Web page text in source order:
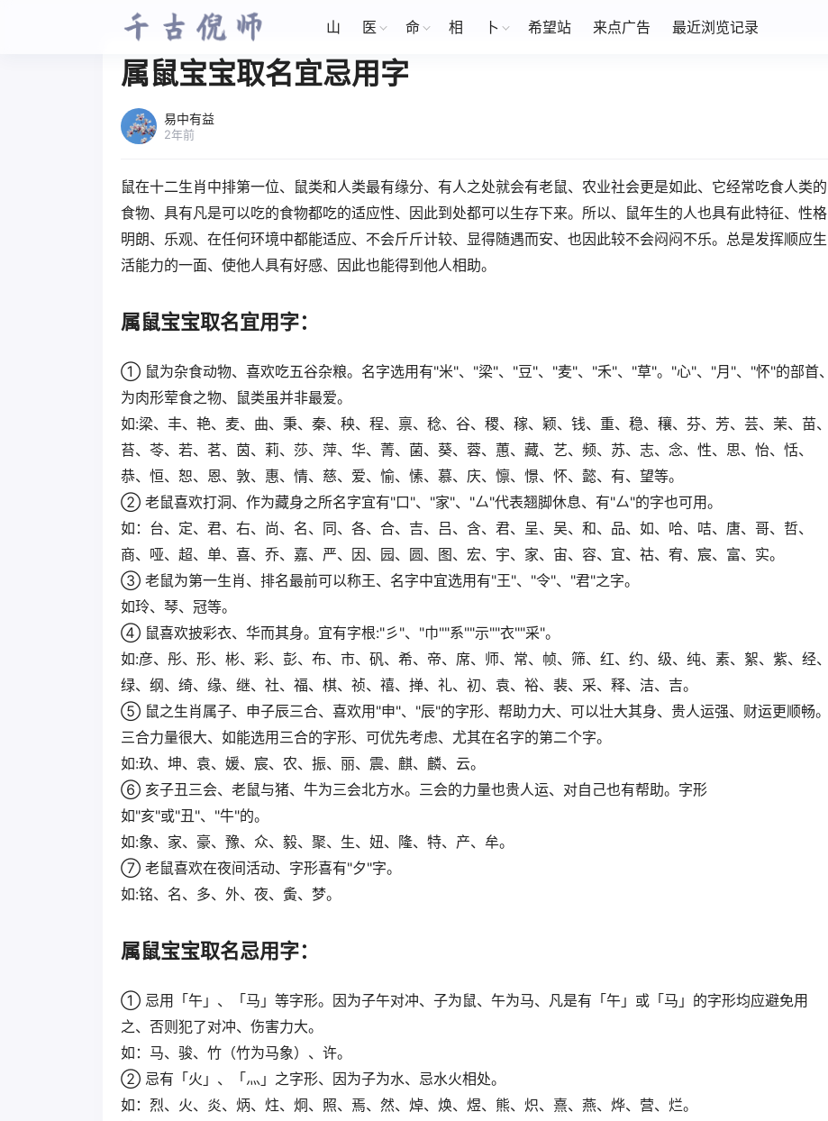
山 医 命 相 卜 希望站 来点广告 最近浏览记录
属鼠宝宝取名宜忌用字
易中有益
2年前
鼠在十二生肖中排第一位、鼠类和人类最有缘分、有人之处就会有老鼠、农业社会更是如此、它经常吃食人类的
食物、具有凡是可以吃的食物都吃的适应性、因此到处都可以生存下来。所以、鼠年生的人也具有此特征、性格
明朗、乐观、在任何环境中都能适应、不会斤斤计较、显得随遇而安、也因此较不会闷闷不乐。总是发挥顺应生
活能力的一面、使他人具有好感、因此也能得到他人相助。
属鼠宝宝取名宜用字：
① 鼠为杂食动物、喜欢吃五谷杂粮。名字选用有"米"、"梁"、"豆"、"麦"、"禾"、"草"。"心"、"月"、"怀"的部首、
为肉形荤食之物、鼠类虽并非最爱。
如:梁、丰、艳、麦、曲、秉、秦、秧、程、禀、稔、谷、稷、稼、颖、钱、重、稳、穰、芬、芳、芸、茉、苗、
苔、苓、若、茗、茵、莉、莎、萍、华、菁、菌、葵、蓉、蕙、藏、艺、频、苏、志、念、性、思、怡、恬、
恭、恒、恕、恩、敦、惠、情、慈、爱、愉、愫、慕、庆、懔、憬、怀、懿、有、望等。
② 老鼠喜欢打洞、作为藏身之所名字宜有"口"、"家"、"厶"代表翘脚休息、有"厶"的字也可用。
如：台、定、君、右、尚、名、同、各、合、吉、吕、含、君、呈、吴、和、品、如、哈、咭、唐、哥、哲、
商、哑、超、单、喜、乔、嘉、严、因、园、圆、图、宏、宇、家、宙、容、宜、祜、宥、宸、富、实。
③ 老鼠为第一生肖、排名最前可以称王、名字中宜选用有"王"、"令"、"君"之字。
如玲、琴、冠等。
④ 鼠喜欢披彩衣、华而其身。宜有字根:"彡"、"巾""系""示""衣""采"。
如:彦、彤、形、彬、彩、彭、布、市、矾、希、帝、席、师、常、帧、筛、红、约、级、纯、素、絮、紫、经、
绿、纲、绮、缘、继、社、福、棋、祯、禧、掸、礼、初、袁、裕、裴、采、释、洁、吉。
⑤ 鼠之生肖属子、申子辰三合、喜欢用"申"、"辰"的字形、帮助力大、可以壮大其身、贵人运强、财运更顺畅。
三合力量很大、如能选用三合的字形、可优先考虑、尤其在名字的第二个字。
如:玖、坤、袁、媛、宸、农、振、丽、震、麒、麟、云。
⑥ 亥子丑三会、老鼠与猪、牛为三会北方水。三会的力量也贵人运、对自己也有帮助。字形
如"亥"或"丑"、"牛"的。
如:象、家、豪、豫、众、毅、聚、生、妞、隆、特、产、牟。
⑦ 老鼠喜欢在夜间活动、字形喜有"夕"字。
如:铭、名、多、外、夜、夤、梦。
属鼠宝宝取名忌用字：
① 忌用「午」、「马」等字形。因为子午对冲、子为鼠、午为马、凡是有「午」或「马」的字形均应避免用
之、否则犯了对冲、伤害力大。
如：马、骏、竹（竹为马象）、许。
② 忌有「火」、「灬」之字形、因为子为水、忌水火相处。
如：烈、火、炎、炳、炷、炯、照、焉、然、焯、焕、煜、熊、炽、熹、燕、烨、营、烂。